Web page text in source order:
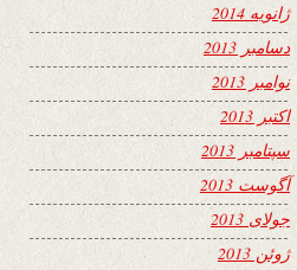
ژانویه 2014
دسامبر 2013
نوامبر 2013
اکتبر 2013
سپتامبر 2013
آگوست 2013
جولای 2013
ژوئن 2013